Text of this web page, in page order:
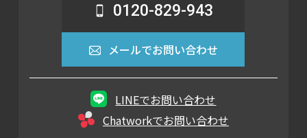
0120-829-943
メールでお問い合わせ
LINEでお問い合わせ
Chatworkでお問い合わせ